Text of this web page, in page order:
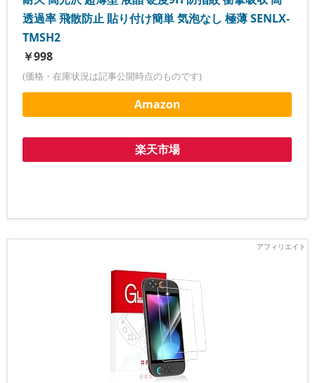
透過率 飛散防止 貼り付け簡単 気泡なし 極薄 SENLX-
TMSH2
￥998
(価格・在庫状況は記事公開時点のものです)
Amazon
楽天市場